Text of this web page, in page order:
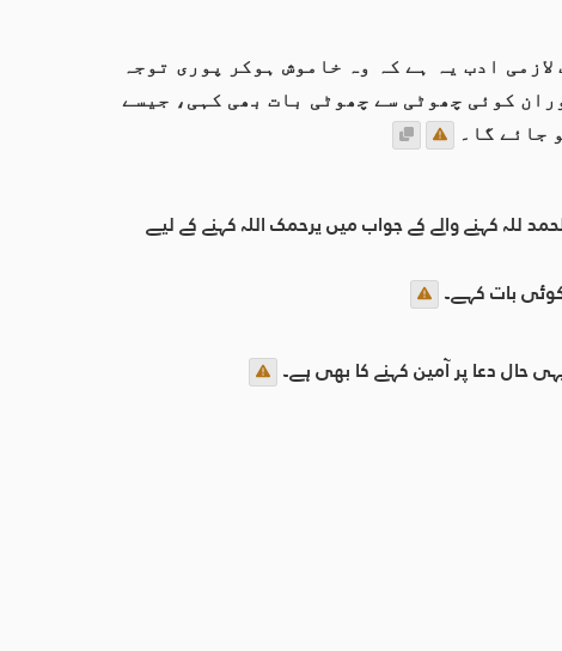
ادب یہ ہے کہ وہ خاموش ہوکر پوری توجہ
کوئی چھوٹی سے چھوٹی بات بھی کہی، جیسے
جائے گا۔
للہ کہنے والے کے جواب میں یرحمک اللہ کہنے کے لیے
بات کہے۔
حال دعا پر آمین کہنے کا بھی ہے۔